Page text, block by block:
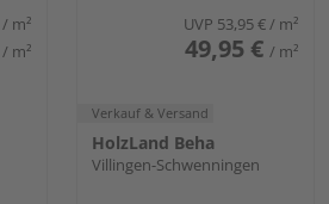
/ m²
/ m²
UVP 53,95 €/ m²
49,95 € / m²
Verkauf & Versand
HolzLand Beha
Villingen-Schwenningen